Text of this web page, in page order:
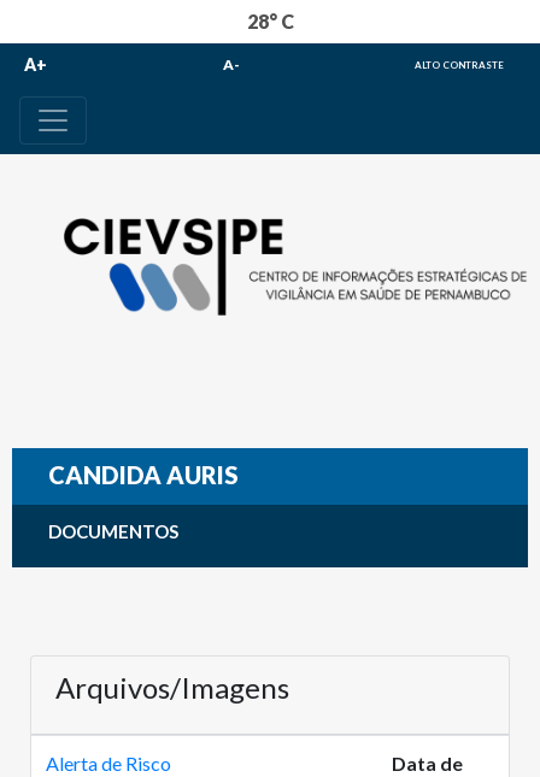
28° C
A+ A- ALTO CONTRASTE
CANDIDA AURIS
DOCUMENTOS
Arquivos/Imagens
Alerta de Risco
Data de